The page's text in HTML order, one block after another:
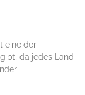
eine der
da jedes Land